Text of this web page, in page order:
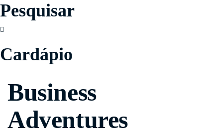
Pesquisar
Cardápio
Business
Adventures